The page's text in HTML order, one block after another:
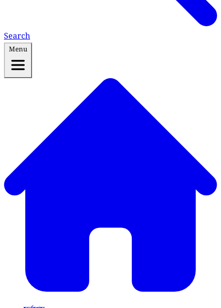
Search
Menu